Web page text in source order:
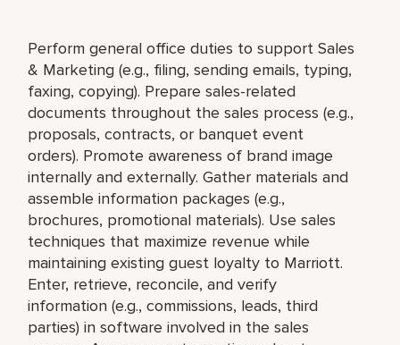
Perform general office duties to support Sales
& Marketing (e.g., filing, sending emails, typing,
faxing, copying). Prepare sales-related
documents throughout the sales process (e.g.,
proposals, contracts, or banquet event
orders). Promote awareness of brand image
internally and externally. Gather materials and
assemble information packages (e.g.,
brochures, promotional materials). Use sales
techniques that maximize revenue while
maintaining existing guest loyalty to Marriott.
Enter, retrieve, reconcile, and verify
information (e.g., commissions, leads, third
parties) in software involved in the sales